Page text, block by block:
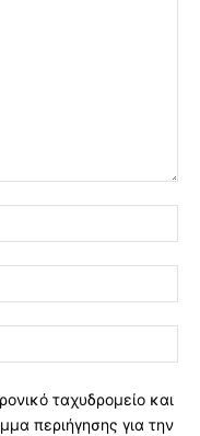
ταχυδρομείο και
περιήγησης για την